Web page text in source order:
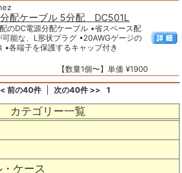
カテゴリー一覧
ケース
配ケーブル 5分配 DC501L
のDC電源分配ケーブル •省スペース配
可能な、L形状プラグ •20AWGゲージの
•各端子を保護するキャップ付き
【数量1個〜】単価 ¥1900
前の40件 次の40件 >> 1